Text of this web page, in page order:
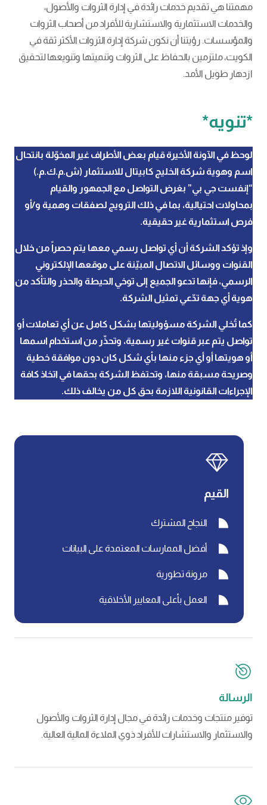
مهمتنا هي تقديم خدمات رائدة في إدارة الثروات والأصول،
والخدمات الاستثمارية والاستشارية للأفراد من أصحاب الثروات
والمؤسسات. رؤيتنا أن نكون شركة إدارة الثروات الأكثر ثقة في
الكويت، ملتزمين بالحفاظ على الثروات وتنميتها وتنويعها لتحقيق
ازدهار طويل الأمد.
*تنويه*
لوحظ في الآونة الأخيرة قيام بعض الأطراف غير المخوّلة بانتحال
اسم وهوية شركة الخليج كابيتال للاستثمار (ش.م.ك.م.)
“إنفست جي بي” بغرض التواصل مع الجمهور والقيام
بمحاولات احتيالية، بما في ذلك الترويج لصفقات وهمية و/أو
فرص استثمارية غير حقيقية.
وإذ تؤكد الشركة أن أي تواصل رسمي معها يتم حصراً من خلال
القنوات ووسائل الاتصال المبيّنة على موقعها الإلكتروني
الرسمي، فإنها تدعو الجميع إلى توخي الحيطة والحذر والتأكد من
هوية أي جهة تدّعي تمثيل الشركة.
كما تُخلي الشركة مسؤوليتها بشكل كامل عن أي تعاملات أو
تواصل يتم عبر قنوات غير رسمية، وتحذّر من استخدام اسمها
أو هويتها أو أي جزء منها بأي شكل كان دون موافقة خطية
وصريحة مسبقة منها، وتحتفظ الشركة بحقها في اتخاذ كافة
الإجراءات القانونية اللازمة بحق كل من يخالف ذلك.
القيم
النجاح المشترك
أفضل الممارسات المعتمدة على البيانات
مرونة تطورية
العمل بأعلى المعايير الأخلاقية
الرسالة
توفير منتجات وخدمات رائدة في مجال إدارة الثروات والأصول
والاستثمار والاستشارات للأفراد ذوي الملاءة المالية العالية.